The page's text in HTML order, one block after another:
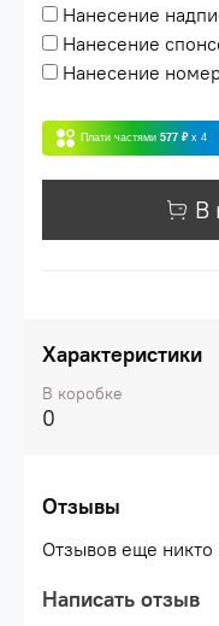
Нанесение
Нанесение
Нанесение
Плати частями 577 ₽ x 4
В
Характеристики
В коробке
0
Отзывы
Отзывов еще никто
Написать отзыв